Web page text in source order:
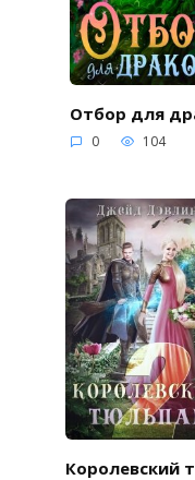
Отбор для
0 104
Королевский